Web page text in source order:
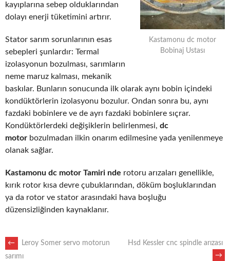
Kastamonu dc motor
Bobinaj Ustası
kayıplarına sebep olduklarından
dolayı enerji tüketimini artırır.
Stator sarım sorunlarının esas
sebepleri şunlardır: Termal
izolasyonun bozulması, sarımların
neme maruz kalması, mekanik
baskılar. Bunların sonucunda ilk olarak aynı bobin içindeki
kondüktörlerin izolasyonu bozulur. Ondan sonra bu, aynı
fazdaki bobinlere ve de ayrı fazdaki bobinlere sıçrar.
Kondüktörlerdeki değişiklerin belirlenmesi, dc
motor bozulmadan ilkin onarım edilmesine yada yenilenmeye
olanak sağlar.
Kastamonu dc motor Tamiri nde rotoru arızaları genellikle,
kırık rotor kısa devre çubuklarından, döküm boşluklarından
ya da rotor ve stator arasındaki hava boşluğu
düzensizliğinden kaynaklanır.
POST
←
Leroy Somer servo motorun
sarımı
Hsd Kessler cnc spindle arızası
→